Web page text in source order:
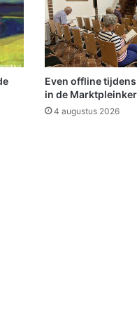
Even offline
in de
4 augustus 2026